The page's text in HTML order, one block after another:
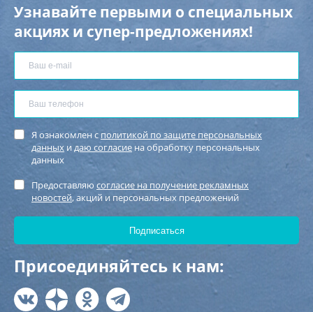
Узнавайте первыми о специальных
акциях и супер-предложениях!
Я ознакомлен с политикой по защите персональных
данных и даю согласие на обработку персональных
данных
Предоставляю согласие на получение рекламных
новостей, акций и персональных предложений
Присоединяйтесь к нам: